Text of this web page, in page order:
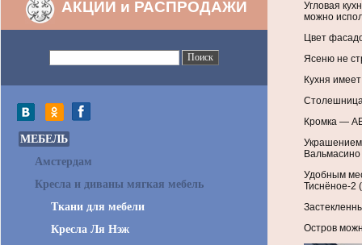
АКЦИИ и РАСПРОДАЖИ
МЕБЕЛЬ
Амстердам
Кресла и диваны мягкая мебель
Ткани для мебели
Кресла Ля Нэж
Угловая
можно
Цвет
Ясеню не
Кухня
Кромка —
Украшением
Удобным
Тиснёное-2
Остров